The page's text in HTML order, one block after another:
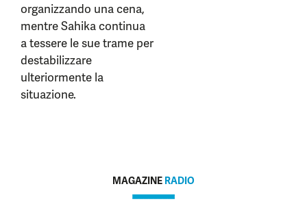
organizzando una cena,
mentre Sahika continua
a tessere le sue trame per
destabilizzare
ulteriormente la
situazione.
MAGAZINE RADIO